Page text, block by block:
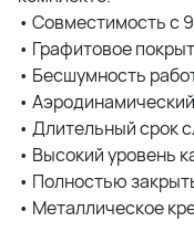
• Совместимость с
• Графитовое
• Бесшумность
•
• Длительный срок
• Высокий уровень
• Полностью
• Металлическое